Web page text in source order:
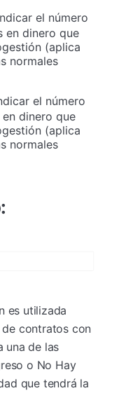
el número
en dinero que
(aplica
normales
el número
dinero que
(aplica
normales
es utilizada
contratos con
una de las
o No Hay
que tendrá la